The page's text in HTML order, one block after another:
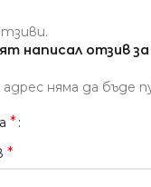
написал отзив за
няма да бъде
*
*